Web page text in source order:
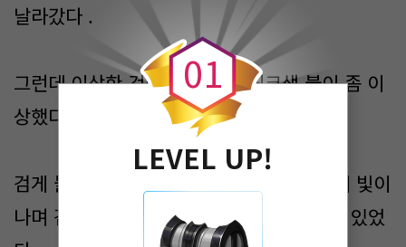
날라갔다 .
그런데 이상한 것이 검게 물든 핑크색 불이 좀 이
상했다 .
검게 물들어 있어야할 불이 어쩐지 영롱하게 빛이
나며 검게물든 핑크색은 핑크색으로 변모해 있었
0
0
1
LEVEL UP!